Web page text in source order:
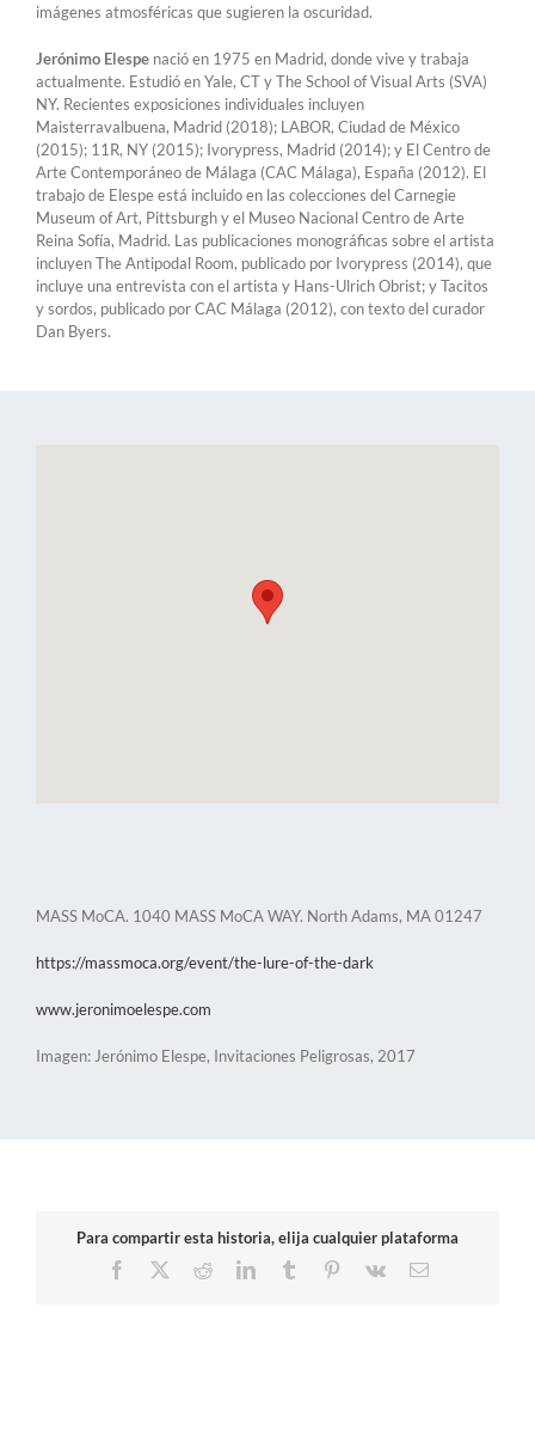
imágenes atmosféricas que sugieren la oscuridad.
Jerónimo Elespe nació en 1975 en Madrid, donde vive y trabaja
actualmente. Estudió en Yale, CT y The School of Visual Arts (SVA)
NY. Recientes exposiciones individuales incluyen
Maisterravalbuena, Madrid (2018); LABOR, Ciudad de México
(2015); 11R, NY (2015); Ivorypress, Madrid (2014); y El Centro de
Arte Contemporáneo de Málaga (CAC Málaga), España (2012). El
trabajo de Elespe está incluido en las colecciones del Carnegie
Museum of Art, Pittsburgh y el Museo Nacional Centro de Arte
Reina Sofía, Madrid. Las publicaciones monográficas sobre el artista
incluyen The Antipodal Room, publicado por Ivorypress (2014), que
incluye una entrevista con el artista y Hans-Ulrich Obrist; y Tacitos
y sordos, publicado por CAC Málaga (2012), con texto del curador
Dan Byers.
MASS MoCA. 1040 MASS MoCA WAY. North Adams, MA 01247
https://massmoca.org/event/the-lure-of-the-dark
www.jeronimoelespe.com
Imagen: Jerónimo Elespe, Invitaciones Peligrosas, 2017
Para compartir esta historia, elija cualquier plataforma
Facebook
RedditLinkedInTumblr Pinterest
Vk
Correo